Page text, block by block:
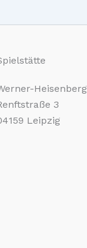
3
Leipzig